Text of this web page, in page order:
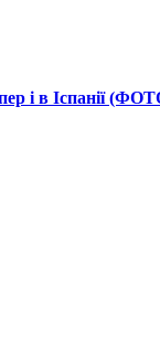
і в Іспанії